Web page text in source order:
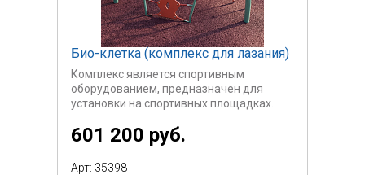
Био-клетка (комплекс для лазания)
Комплекс является спортивным
оборудованием, предназначен для
установки на спортивных площадках.
601 200 руб.
Арт: 35398